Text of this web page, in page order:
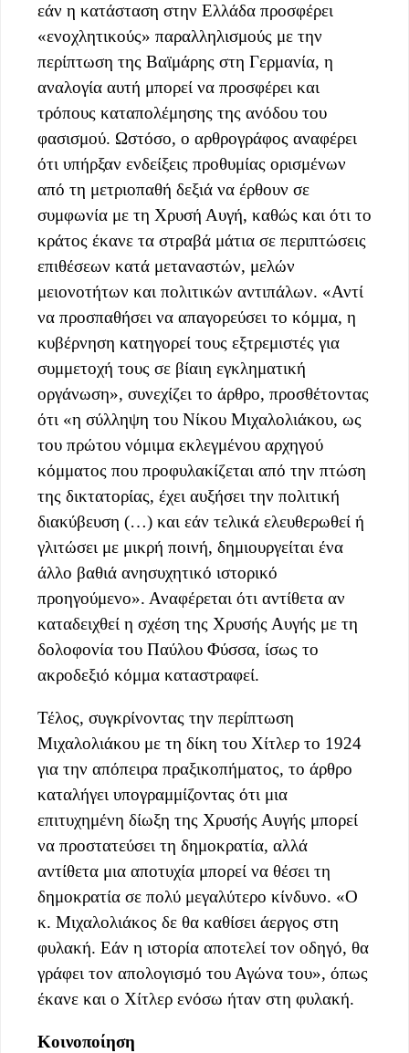
εάν η κατάσταση στην Ελλάδα προσφέρει
«ενοχλητικούς» παραλληλισμούς με την
περίπτωση της Βαϊμάρης στη Γερμανία, η
αναλογία αυτή μπορεί να προσφέρει και
τρόπους καταπολέμησης της ανόδου του
φασισμού. Ωστόσο, ο αρθρογράφος αναφέρει
ότι υπήρξαν ενδείξεις προθυμίας ορισμένων
από τη μετριοπαθή δεξιά να έρθουν σε
συμφωνία με τη Χρυσή Αυγή, καθώς και ότι το
κράτος έκανε τα στραβά μάτια σε περιπτώσεις
επιθέσεων κατά μεταναστών, μελών
μειονοτήτων και πολιτικών αντιπάλων. «Αντί
να προσπαθήσει να απαγορεύσει το κόμμα, η
κυβέρνηση κατηγορεί τους εξτρεμιστές για
συμμετοχή τους σε βίαιη εγκληματική
οργάνωση», συνεχίζει το άρθρο, προσθέτοντας
ότι «η σύλληψη του Νίκου Μιχαλολιάκου, ως
του πρώτου νόμιμα εκλεγμένου αρχηγού
κόμματος που προφυλακίζεται από την πτώση
της δικτατορίας, έχει αυξήσει την πολιτική
διακύβευση (…) και εάν τελικά ελευθερωθεί ή
γλιτώσει με μικρή ποινή, δημιουργείται ένα
άλλο βαθιά ανησυχητικό ιστορικό
προηγούμενο». Αναφέρεται ότι αντίθετα αν
καταδειχθεί η σχέση της Χρυσής Αυγής με τη
δολοφονία του Παύλου Φύσσα, ίσως το
ακροδεξιό κόμμα καταστραφεί.
Τέλος, συγκρίνοντας την περίπτωση
Μιχαλολιάκου με τη δίκη του Χίτλερ το 1924
για την απόπειρα πραξικοπήματος, το άρθρο
καταλήγει υπογραμμίζοντας ότι μια
επιτυχημένη δίωξη της Χρυσής Αυγής μπορεί
να προστατεύσει τη δημοκρατία, αλλά
αντίθετα μια αποτυχία μπορεί να θέσει τη
δημοκρατία σε πολύ μεγαλύτερο κίνδυνο. «Ο
κ. Μιχαλολιάκος δε θα καθίσει άεργος στη
φυλακή. Εάν η ιστορία αποτελεί τον οδηγό, θα
γράφει τον απολογισμό του Αγώνα του», όπως
έκανε και ο Χίτλερ ενόσω ήταν στη φυλακή.
Κοινοποίηση